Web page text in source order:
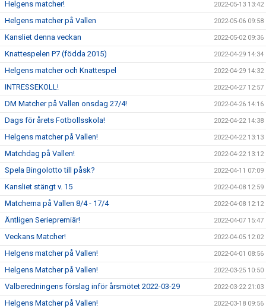
Helgens matcher! 2022-05-13 13:42
Helgens matcher på Vallen 2022-05-06 09:58
Kansliet denna veckan 2022-05-02 09:36
Knattespelen P7 (födda 2015) 2022-04-29 14:34
Helgens matcher och Knattespel 2022-04-29 14:32
INTRESSEKOLL! 2022-04-27 12:57
DM Matcher på Vallen onsdag 27/4! 2022-04-26 14:16
Dags för årets Fotbollsskola! 2022-04-22 14:38
Helgens matcher på Vallen! 2022-04-22 13:13
Matchdag på Vallen! 2022-04-22 13:12
Spela Bingolotto till påsk? 2022-04-11 07:09
Kansliet stängt v. 15 2022-04-08 12:59
Matcherna på Vallen 8/4 - 17/4 2022-04-08 12:12
Äntligen Seriepremiär! 2022-04-07 15:47
Veckans Matcher! 2022-04-05 12:02
Helgens matcher på Vallen! 2022-04-01 08:56
Helgens Matcher på Vallen! 2022-03-25 10:50
Valberedningens förslag inför årsmötet 2022-03-29 2022-03-22 21:03
Helgens Matcher på Vallen! 2022-03-18 09:56